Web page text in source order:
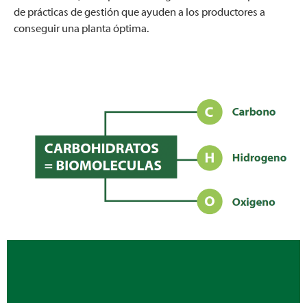
de prácticas de gestión que ayuden a los productores a
conseguir una planta óptima.